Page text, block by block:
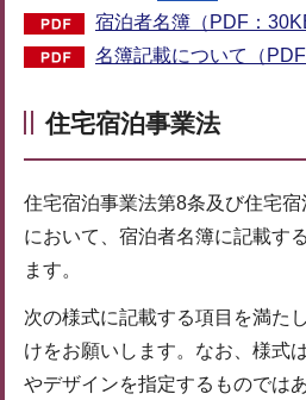
宿泊者名簿（PDF：
名簿記載について（PDF
住宅宿泊事業法
住宅宿泊事業法第8条及び住宅
において、宿泊者名簿に記載す
ます。
次の様式に記載する項目を満た
けをお願いします。なお、様式
やデザインを指定するものでは